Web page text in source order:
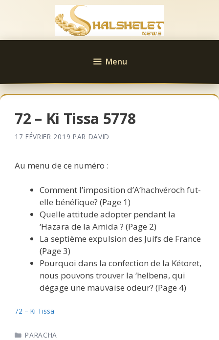
Menu
72 – Ki Tissa 5778
17 FÉVRIER 2019 PAR DAVID
Au menu de ce numéro :
Comment l’imposition d’A’hachvéroch fut-
elle bénéfique? (Page 1)
Quelle attitude adopter pendant la
‘Hazara de la Amida ? (Page 2)
La septième expulsion des Juifs de France
(Page 3)
Pourquoi dans la confection de la Kétoret,
nous pouvons trouver la ‘helbena, qui
dégage une mauvaise odeur? (Page 4)
72 – Ki Tissa
CATÉGORIES
PARACHA